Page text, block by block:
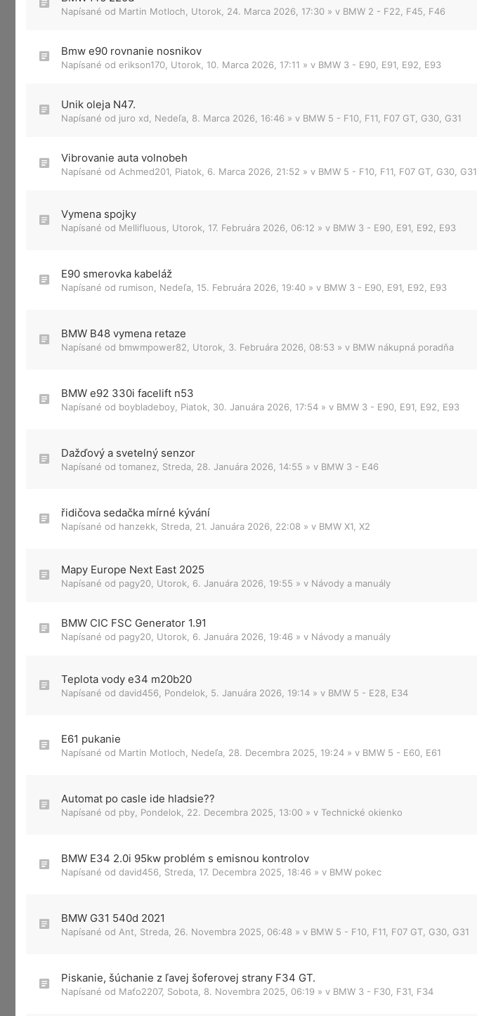
Napísané od Martin Motloch Utorok, 24. Marca 2026, 17:30 » v BMW 2 - F22, F45, F46
Bmw e90 rovnanie nosnikov
Napísané od erikson170 Utorok, 10. Marca 2026, 17:11 » v BMW 3 - E90, E91, E92, E93
Unik oleja N47.
Napísané od juro xd Nedeľa, 8. Marca 2026, 16:46 » v BMW 5 - F10, F11, F07 GT, G30, G31
Vibrovanie auta volnobeh
Napísané od Achmed201 Piatok, 6. Marca 2026, 21:52 » v BMW 5 - F10, F11, F07 GT, G30, G31
Vymena spojky
Napísané od Mellifluous Utorok, 17. Februára 2026, 06:12 » v BMW 3 - E90, E91, E92, E93
E90 smerovka kabeláž
Napísané od rumison Nedeľa, 15. Februára 2026, 19:40 » v BMW 3 - E90, E91, E92, E93
BMW B48 vymena retaze
Napísané od bmwmpower82 Utorok, 3. Februára 2026, 08:53 » v BMW nákupná poradňa
BMW e92 330i facelift n53
Napísané od boybladeboy Piatok, 30. Januára 2026, 17:54 » v BMW 3 - E90, E91, E92, E93
Dažďový a svetelný senzor
Napísané od tomanez Streda, 28. Januára 2026, 14:55 » v BMW 3 - E46
řidičova sedačka mírné kývání
Napísané od hanzekk Streda, 21. Januára 2026, 22:08 » v BMW X1, X2
Mapy Europe Next East 2025
Napísané od pagy20 Utorok, 6. Januára 2026, 19:55 » v Návody a manuály
BMW CIC FSC Generator 1.91
Napísané od pagy20 Utorok, 6. Januára 2026, 19:46 » v Návody a manuály
Teplota vody e34 m20b20
Napísané od david456 Pondelok, 5. Januára 2026, 19:14 » v BMW 5 - E28, E34
E61 pukanie
Napísané od Martin Motloch Nedeľa, 28. Decembra 2025, 19:24 » v BMW 5 - E60, E61
Automat po casle ide hladsie??
Napísané od pby Pondelok, 22. Decembra 2025, 13:00 » v Technické okienko
BMW E34 2.0i 95kw problém s emisnou kontrolov
Napísané od david456 Streda, 17. Decembra 2025, 18:46 » v BMW pokec
BMW G31 540d 2021
Napísané od Ant Streda, 26. Novembra 2025, 06:48 » v BMW 5 - F10, F11, F07 GT, G30, G31
Piskanie, šúchanie z ľavej šoferovej strany F34 GT.
Napísané od Maťo2207, Sobota, 8. Novembra 2025, 06:19 » v BMW 3 - F30, F31, F34